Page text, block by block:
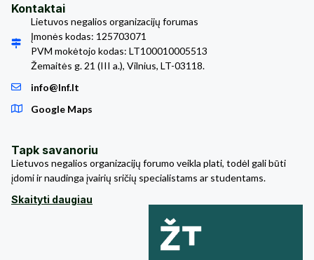
Kontaktai
Lietuvos negalios organizacijų forumas
Įmonės kodas: 125703071
PVM mokėtojo kodas: LT100010005513
Žemaitės g. 21 (III a.), Vilnius, LT-03118.
info@lnf.lt
Google Maps
Tapk savanoriu
Lietuvos negalios organizacijų forumo veikla plati, todėl gali būti
įdomi ir naudinga įvairių sričių specialistams ar studentams.
Skaityti daugiau